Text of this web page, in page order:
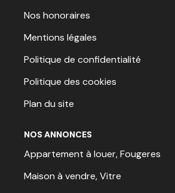
Nos honoraires
Mentions légales
Politique de confidentialité
Politique des cookies
Plan du site
NOS ANNONCES
Appartement à louer, Fougeres
Maison à vendre, Vitre